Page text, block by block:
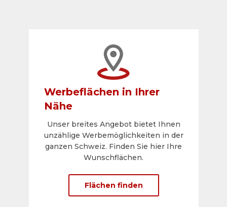
Werbeflächen in Ihrer
Nähe
Unser breites Angebot bietet Ihnen
unzählige Werbemöglichkeiten in der
ganzen Schweiz. Finden Sie hier Ihre
Wunschflächen.
Flächen finden